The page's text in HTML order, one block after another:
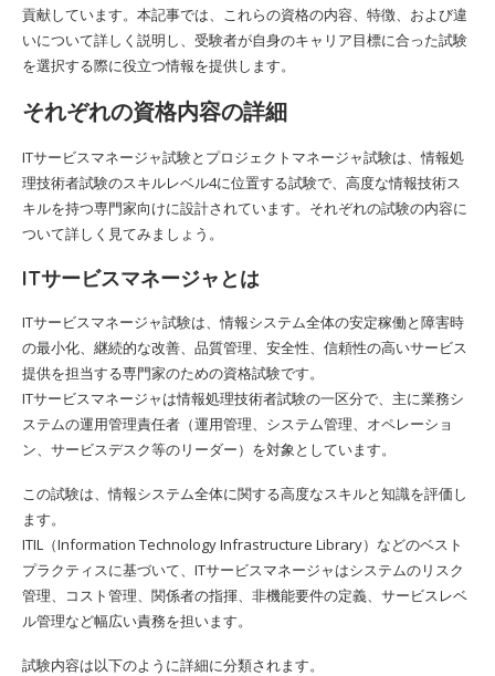
貢献しています。本記事では、これらの資格の内容、特徴、および違
いについて詳しく説明し、受験者が自身のキャリア目標に合った試験
を選択する際に役立つ情報を提供します。
それぞれの資格内容の詳細
ITサービスマネージャ試験とプロジェクトマネージャ試験は、情報処
理技術者試験のスキルレベル4に位置する試験で、高度な情報技術ス
キルを持つ専門家向けに設計されています。それぞれの試験の内容に
ついて詳しく見てみましょう。
ITサービスマネージャとは
ITサービスマネージャ試験は、情報システム全体の安定稼働と障害時
の最小化、継続的な改善、品質管理、安全性、信頼性の高いサービス
提供を担当する専門家のための資格試験です。
ITサービスマネージャは情報処理技術者試験の一区分で、主に業務シ
ステムの運用管理責任者（運用管理、システム管理、オペレーショ
ン、サービスデスク等のリーダー）を対象としています。
この試験は、情報システム全体に関する高度なスキルと知識を評価し
ます。
ITIL（Information Technology Infrastructure Library）などのベスト
プラクティスに基づいて、ITサービスマネージャはシステムのリスク
管理、コスト管理、関係者の指揮、非機能要件の定義、サービスレベ
ル管理など幅広い責務を担います。
試験内容は以下のように詳細に分類されます。